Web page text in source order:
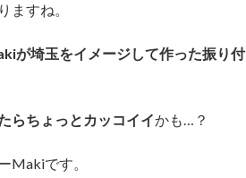
ますね。
が埼玉をイメージして作った振り付
らちょっとカッコイイかも…？
Makiです。